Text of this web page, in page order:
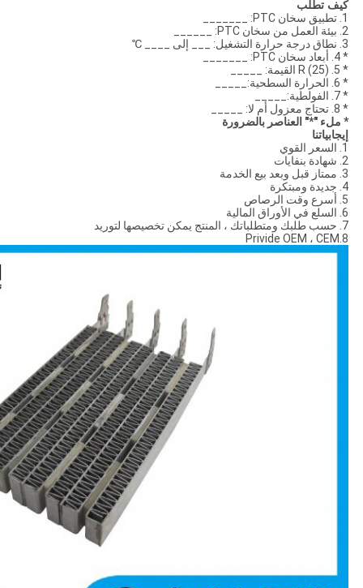
كيف تطلب
1. تطبيق سخان PTC: _______
2. بيئة العمل من سخان PTC: ______
3. نطاق درجة حرارة التشغيل: ___ إلى ____ ℃
* 4. أبعاد سخان PTC: _______
* 5. R (25) القيمة: _____
* 6. الحرارة السطحية:_____
* 7. الفولطية:_____
* 8. تحتاج معزول أم لا: _____
* ملء "*" العناصر بالضرورة
إيجابياتنا
1. السعر القوي
2. شهادة بنفايات
3. ممتاز قبل وبعد بيع الخدمة
4. جديدة ومبتكرة
5. أسرع وقت الرصاص
6. السلع في الأوراق المالية
7. حسب طلبك ومتطلباتك ، المنتج يمكن تخصيصها لتوريد
8.Privide OEM ، CEM